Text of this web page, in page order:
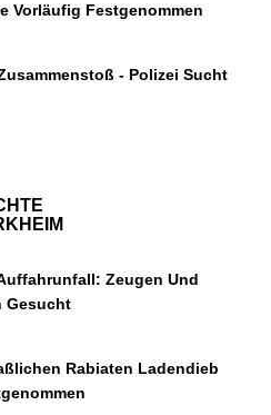
Vorläufig Festgenommen
- Polizei Sucht
Zeugen Und
Gesucht
Rabiaten Ladendieb